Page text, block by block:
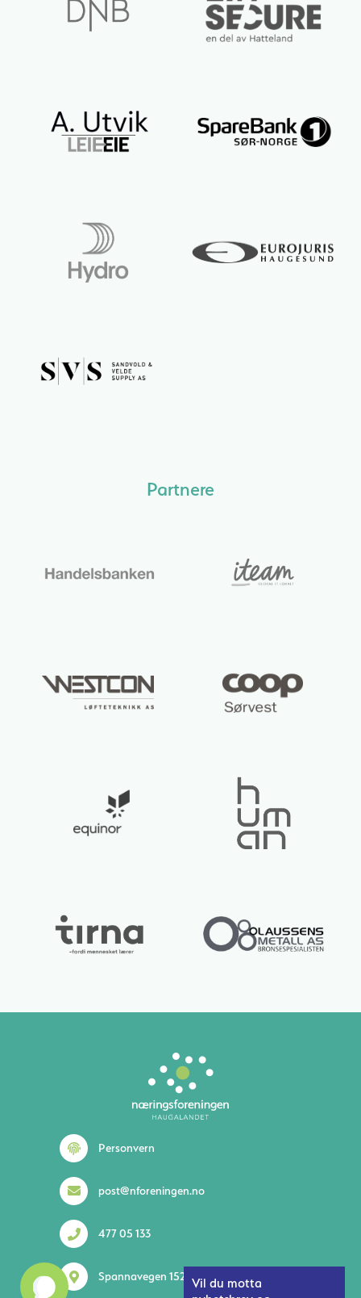
Vil du motta
Partnere
Personvern
post@nforeningen.no
477 05 133
Spannavegen 152 5535 Haugesund